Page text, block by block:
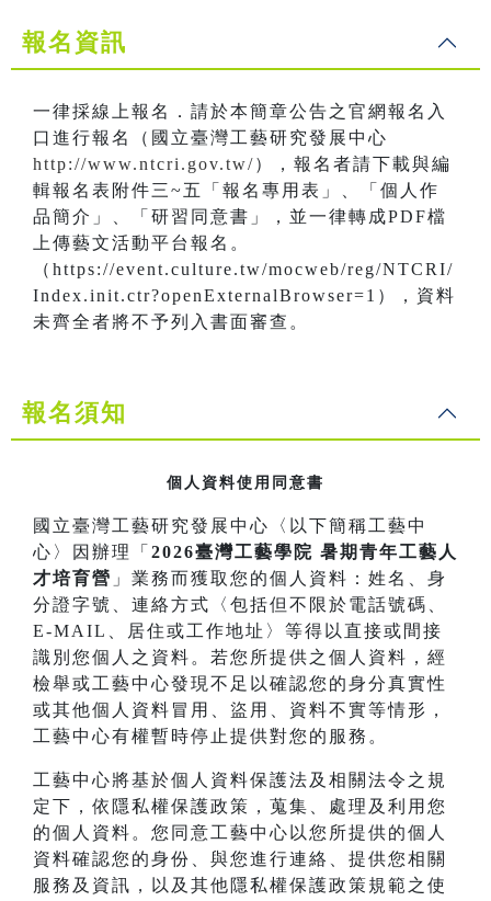
報名資訊
一律採線上報名．請於本簡章公告之官網報名入
口進行報名（國立臺灣工藝研究發展中心
http://www.ntcri.gov.tw/），報名者請下載與編
輯報名表附件三~五「報名專用表」、「個人作
品簡介」、「研習同意書」，並一律轉成PDF檔
上傳藝文活動平台報名。
（https://event.culture.tw/mocweb/reg/NTCRI/
Index.init.ctr?openExternalBrowser=1），資料
未齊全者將不予列入書面審查。
報名須知
個人資料使用同意書
國立臺灣工藝研究發展中心〈以下簡稱工藝中
心〉因辦理「 2026臺灣工藝學院 暑期青年工藝人
才培育營 」業務而獲取您的個人資料：姓名、身
分證字號、連絡方式〈包括但不限於電話號碼、
E-MAIL、居住或工作地址〉等得以直接或間接
識別您個人之資料。若您所提供之個人資料，經
檢舉或工藝中心發現不足以確認您的身分真實性
或其他個人資料冒用、盜用、資料不實等情形，
工藝中心有權暫時停止提供對您的服務。
工藝中心將基於個人資料保護法及相關法令之規
定下，依隱私權保護政策，蒐集、處理及利用您
的個人資料。您同意工藝中心以您所提供的個人
資料確認您的身份、與您進行連絡、提供您相關
服務及資訊，以及其他隱私權保護政策規範之使